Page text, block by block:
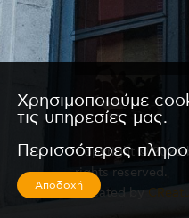
Copyright © 2026
rights reserved.
CReated by
Χρησιμοποιούμε
τις υπηρεσίες μας.
Περισσότερες
Αποδοχή